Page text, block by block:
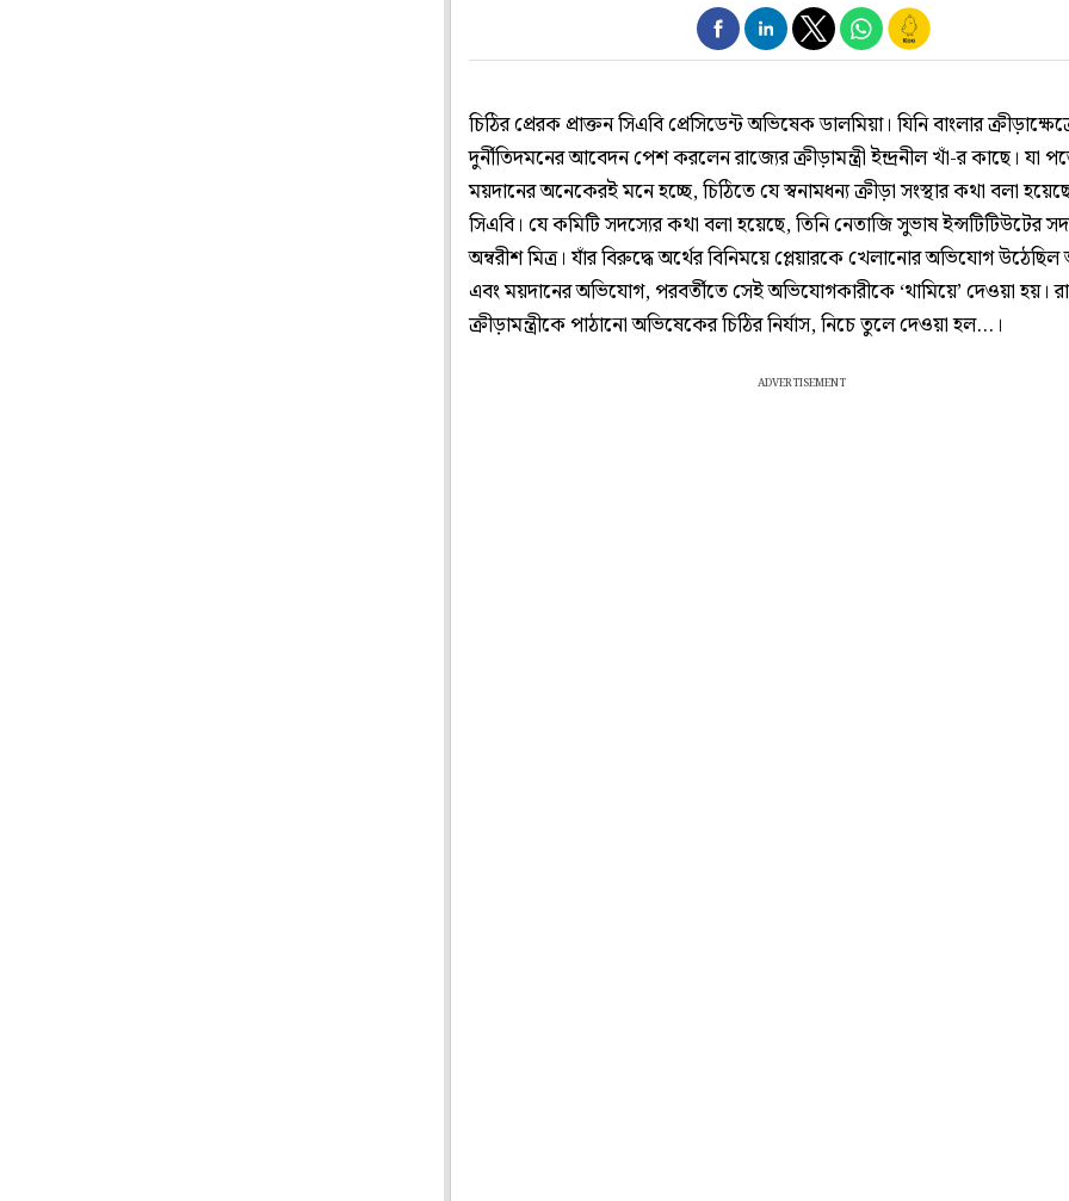
চিঠির প্রেরক প্রাক্তন সিএবি প্রেসিডেন্ট অভিষেক ডালমিয়া। যিনি বাংলার
দুর্নীতিদমনের আবেদন পেশ করলেন রাজ‌্যের ক্রীড়ামন্ত্রী ইন্দ্রনীল খাঁ-র কাছে। যা
ময়দানের অনেকেরই মনে হচ্ছে, চিঠিতে যে স্বনামধন‌্য ক্রীড়া সংস্থার কথা বলা
সিএবি। যে কমিটি সদস‌্যের কথা বলা হয়েছে, তিনি নেতাজি সুভাষ ইন্সটিটিউটের
অম্বরীশ মিত্র। যাঁর বিরুদ্ধে অর্থের বিনিময়ে প্লেয়ারকে খেলানোর অভিযোগ
এবং ময়দানের অভিযোগ, পরবর্তীতে সেই অভিযোগকারীকে ‘থামিয়ে’ দেওয়া হয়।
ক্রীড়ামন্ত্রীকে পাঠানো অভিষেকের চিঠির নির্যাস, নিচে তুলে দেওয়া হল...।
ADVERTISEMENT